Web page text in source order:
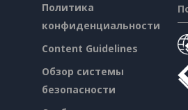
Политика
конфиденциальности
Content Guidelines
Обзор системы
безопасности